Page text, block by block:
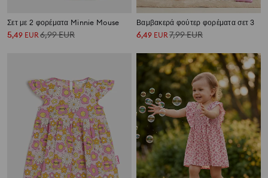
Σετ με 2 φορέματα Minnie Mouse
5,49 EUR6,99EUR
Βαμβακερά φούτερ φορέματα σετ 3
6,49 EUR7,99EUR